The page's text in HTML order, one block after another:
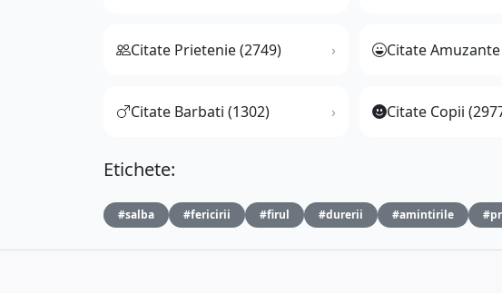
Citate Prietenie (2749) Citate
Citate Barbati (1302) Citate Copii
Etichete:
#salba #fericirii #firul #durerii #amintirile